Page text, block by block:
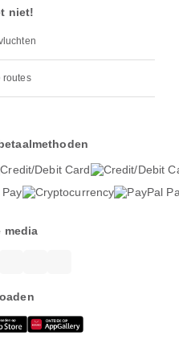
niet!
routes
media